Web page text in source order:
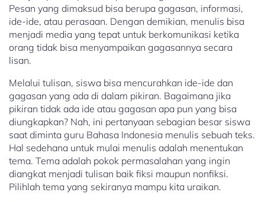
Pesan yang dimaksud bisa berupa gagasan, informasi,
ide-ide, atau perasaan. Dengan demikian, menulis bisa
menjadi media yang tepat untuk berkomunikasi ketika
orang tidak bisa menyampaikan gagasannya secara
lisan.
Melalui tulisan, siswa bisa mencurahkan ide-ide dan
gagasan yang ada di dalam pikiran. Bagaimana jika
pikiran tidak ada ide atau gagasan apa pun yang bisa
diungkapkan? Nah, ini pertanyaan sebagian besar siswa
saat diminta guru Bahasa Indonesia menulis sebuah teks.
Hal sedehana untuk mulai menulis adalah menentukan
tema. Tema adalah pokok permasalahan yang ingin
diangkat menjadi tulisan baik fiksi maupun nonfiksi.
Pilihlah tema yang sekiranya mampu kita uraikan.